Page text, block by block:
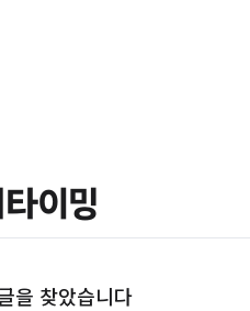
을 찾았습니다